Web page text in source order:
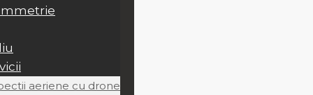
aeriene cu drone